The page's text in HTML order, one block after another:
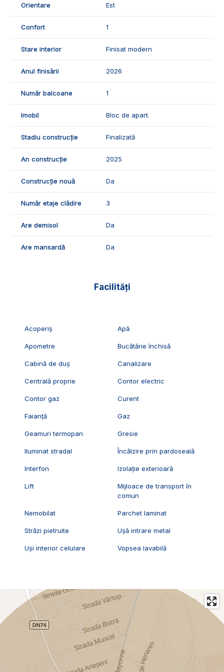
vizionari, suntem disponibili pentru dumneavostra, Echipa
ID Exclusiv - 2939174
Orientare Est
Confort 1
Stare interior Finisat modern
Anul finisării 2026
Număr balcoane 1
Imobil Bloc de apart.
Stadiu construcție Finalizată
An construcție 2025
Construcție nouă Da
Număr etaje clădire 3
Are demisol Da
Are mansardă Da
Facilități
Acoperiș Apă
Apometre Bucătărie închisă
Cabină de duș Canalizare
Centrală proprie Contor electric
Contor gaz Curent
Faianță Gaz
Geamuri termopan Gresie
Iluminat stradal Încălzire prin pardoseală
Interfon Izolație exterioară
Lift
Mijloace de transport în
comun
Nemobilat Parchet laminat
Străzi pietruite Ușă intrare metal
Uși interior celulare Vopsea lavabilă